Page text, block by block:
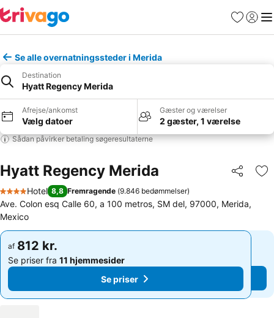
Favoritter
Log ind
Se alle overnatningssteder i Merida
Destination
Hyatt Regency Merida
Afrejse/ankomst
Vælg datoer
Gæster og værelser
2 gæster, 1 værelse
Sådan påvirker betaling søgeresultaterne
Hyatt Regency Merida Del
4 Stjerner
Hotel 8,8 Fremragende (9.846 bedømmelser)
Ave. Colon esq Calle 60, a 100 metros, SM del, 97000, Merida,
Mexico
af 812 kr.
Se priser fra 11 hjemmesider
Se priser
af 812 kr.
Se priser fra 11 hjemmesider
Se priser